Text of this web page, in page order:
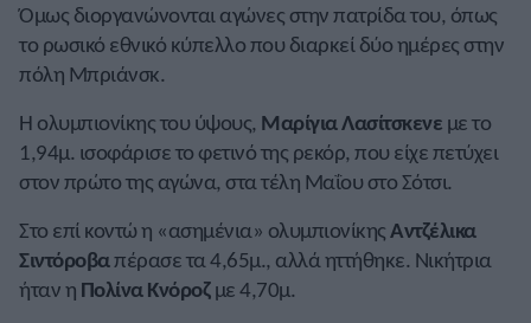
Όμως διοργανώνονται αγώνες στην πατρίδα του, όπως
το ρωσικό εθνικό κύπελλο που διαρκεί δύο ημέρες στην
πόλη Μπριάνσκ.
Η ολυμπιονίκης του ύψους, Μαρίγια Λασίτσκενε με το
1,94μ. ισοφάρισε το φετινό της ρεκόρ, που είχε πετύχει
στον πρώτο της αγώνα, στα τέλη Μαΐου στο Σότσι.
Στο επί κοντώ η «ασημένια» ολυμπιονίκηςΑντζέλικα
Σιντόροβαπέρασε τα 4,65μ., αλλά ηττήθηκε. Νικήτρια
ήταν η Πολίνα Κνόροζμε 4,70μ.